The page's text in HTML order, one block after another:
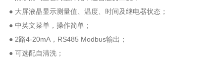
● 大屏液晶显示测量值、温度、时间及继电器状态；
● 中英文菜单，操作简单；
● 2路4-20mA，RS485 Modbus输出；
● 可选配自清洗；